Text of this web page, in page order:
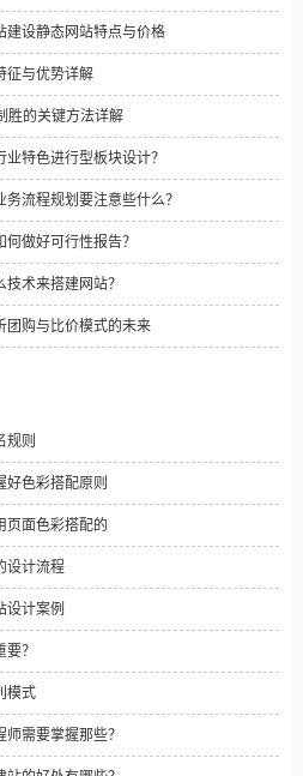
建设静态网站特点与价格
征与优势详解
胜的关键方法详解
特色进行型板块设计？
流程规划要注意些什么？
做好可行性报告？
术来搭建网站？
团购与比价模式的未来
规则
好色彩搭配原则
页面色彩搭配的
设计流程
设计案例
？
模式
需要掌握那些？